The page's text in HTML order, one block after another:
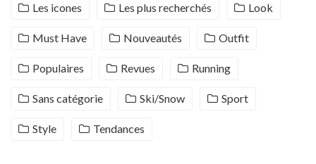
Les icones Les plus recherchés Look
Must Have Nouveautés Outfit
Populaires Revues Running
Sans catégorie Ski/Snow Sport
Style Tendances